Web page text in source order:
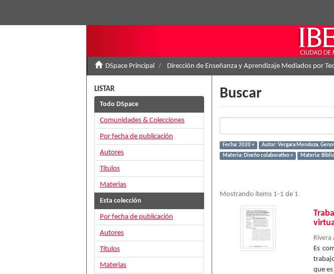
DSpace Principal Dirección de Enseñanza y Aprendizaje Mediados por
Buscar
Fecha: 2020 × Autor: Vergara Mendoza,
Materia: Diseño colaborativo ×
Materia:
Mostrando ítems 1-1 de 1
Rivera
Es
que
LISTAR
Todo DSpace
Comunidades & Colecciones
Por fecha de publicación
Autores
Títulos
Materias
Esta colección
Por fecha de publicación
Autores
Títulos
Materias